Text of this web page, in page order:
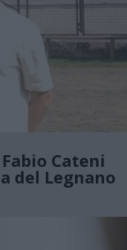
Cateni
del Legnano